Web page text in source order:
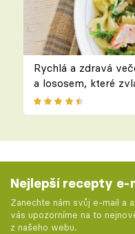
Rychlá a zdravá
a lososem, které
Nejlepší recepty e-
Zanechte nám svůj e-mail a
vás upozorníme na to
z našeho webu.